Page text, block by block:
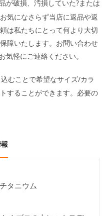
が破損、汚損していた?または
気になさらず当店に返品や返
は私たちにとって何より大切
障いたします。お問い合わせ
気軽にご連絡ください。
むことで希望なサイズ/カラ
することができます。必要の
タニウム